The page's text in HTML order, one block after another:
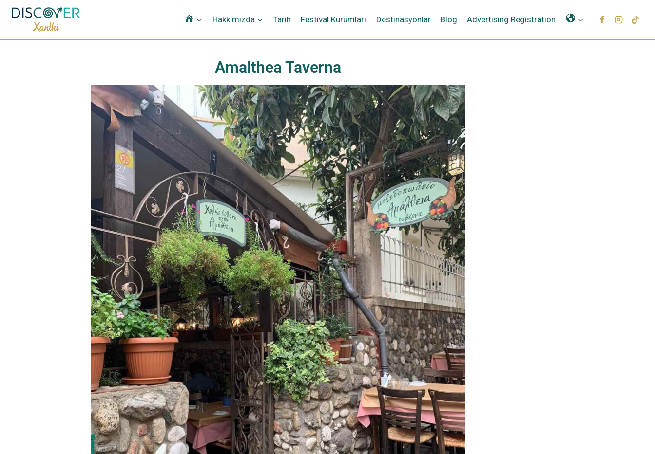
ΑρχικήHakkımızda Tarih Festival Kurumları Destinasyonlar Blog Advertising Registration Μετάφραση
Amalthea Taverna